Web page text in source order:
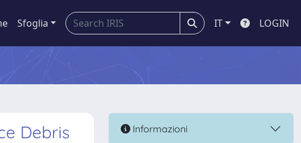
Sfoglia IT LOGIN
Debris
Informazioni